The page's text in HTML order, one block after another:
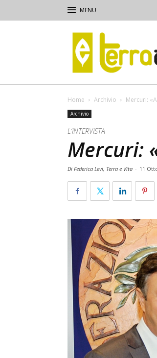
Terra
e
Vita
Home Archivio Mercuri:
Archivio
L’INTERVISTA
Mercuri:
Di Federica Levi, Terra e Vita - 11